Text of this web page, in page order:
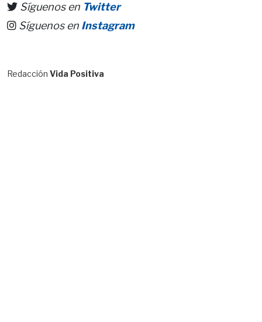
Síguenos en Twitter
Síguenos en Instagram
Redacción Vida Positiva